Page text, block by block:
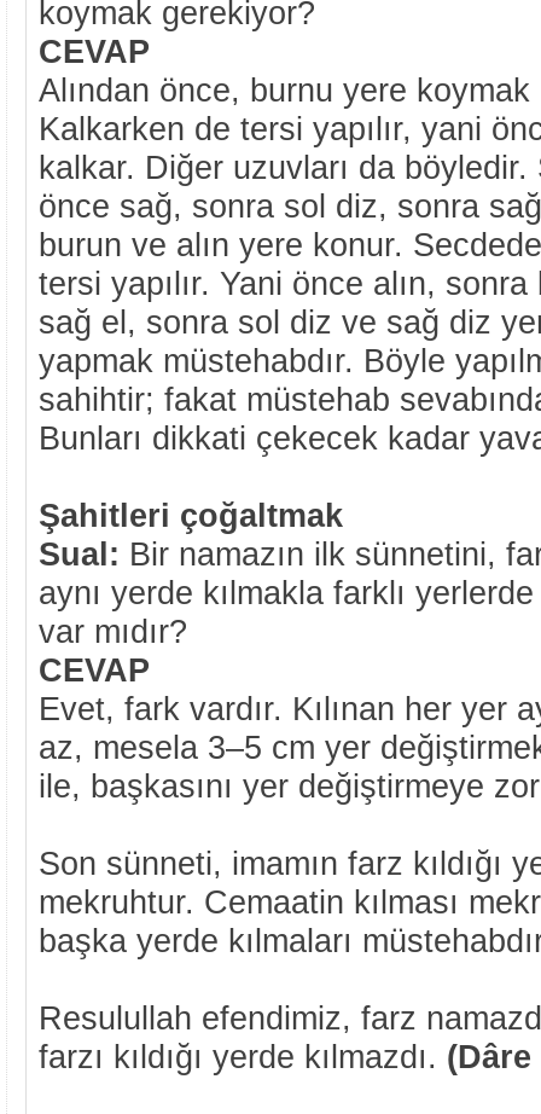
koymak gerekiyor?
CEVAP
Alından önce, burnu yere koymak
Kalkarken de tersi yapılır, yani
kalkar. Diğer uzuvları da
önce sağ, sonra sol diz, sonra
burun ve alın yere konur.
tersi yapılır. Yani önce alın,
sağ el, sonra sol diz ve sağ diz
yapmak müstehabdır. Böyle
sahihtir; fakat müstehab
Bunları dikkati çekecek kadar
Şahitleri çoğaltmak
Sual: Bir namazın ilk sünnetini,
aynı yerde kılmakla farklı
var mıdır?
CEVAP
Evet, fark vardır. Kılınan her yer
az, mesela 3–5 cm yer
ile, başkasını yer değiştirmeye
Son sünneti, imamın farz kıldığı
mekruhtur. Cemaatin kılması
başka yerde kılmaları
Resulullah efendimiz, farz
farzı kıldığı yerde kılmazdı.